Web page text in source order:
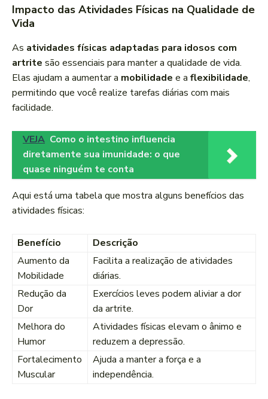
Impacto das Atividades Físicas na Qualidade de
Vida
As atividades físicas adaptadas para idosos com
artrite são essenciais para manter a qualidade de vida.
Elas ajudam a aumentar a mobilidade e a flexibilidade,
permitindo que você realize tarefas diárias com mais
facilidade.
VEJA Como o intestino influencia
diretamente sua imunidade: o que
quase ninguém te conta
Aqui está uma tabela que mostra alguns benefícios das
atividades físicas:
Benefício
Descrição
Aumento da
Mobilidade
Facilita a realização de atividades
diárias.
Redução da
Dor
Exercícios leves podem aliviar a dor
da artrite.
Melhora do
Humor
Atividades físicas elevam o ânimo e
reduzem a depressão.
Fortalecimento
Muscular
Ajuda a manter a força e a
independência.